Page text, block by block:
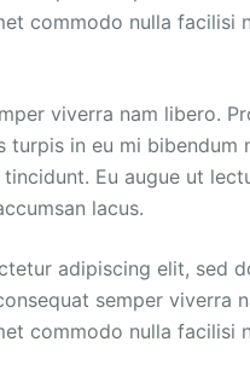
commodo nulla facilisi
viverra nam libero.
in eu mi bibendum
Eu augue ut
lacus.
adipiscing elit, sed
semper viverra
commodo nulla facilisi